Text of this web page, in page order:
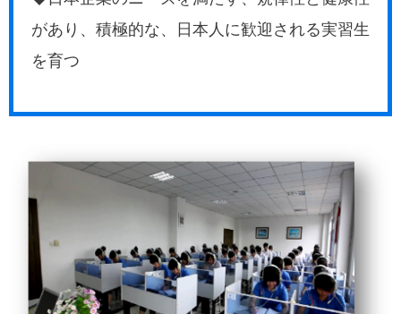
があり、積極的な、日本人に歓迎される実習生
を育つ